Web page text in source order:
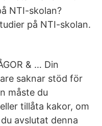
NTI-skolan?
på NTI-skolan.
& … Din
saknar stöd för
måste du
tillåta kakor, om
avslutat denna